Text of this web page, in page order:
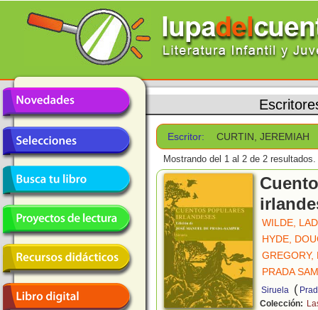
Escritor: CURTIN, JEREMIAH
Mostrando del 1 al 2 de 2 resultados.
WILDE,
HYDE,
GREGORY,
PRADA
Siruela (
Colección: